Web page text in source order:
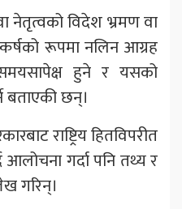
नेतृत्वको विदेश भ्रमण वा
रूपमा नलिन आग्रह
समयसापेक्ष हुने र यसको
बताएकी छन्।
राष्ट्रिय हितविपरीत
गर्दा पनि तथ्य र
गरिन्।